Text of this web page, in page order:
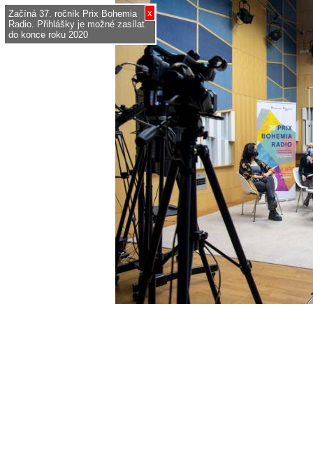
x
Začíná 37. ročník Prix Bohemia
Radio. Přihlášky je možné zasílat
do konce roku 2020